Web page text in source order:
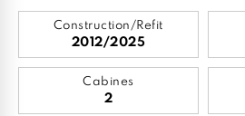
Construction/Refit
2012/2025
Cabines
2